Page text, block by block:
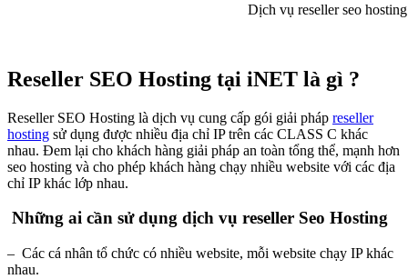
Dịch vụ reseller seo hosting
Reseller SEO Hosting tại iNET là gì ?
Reseller SEO Hosting là dịch vụ cung cấp gói giải pháp reseller
hosting sử dụng được nhiều địa chỉ IP trên các CLASS C khác
nhau. Đem lại cho khách hàng giải pháp an toàn tổng thể, mạnh hơn
seo hosting và cho phép khách hàng chạy nhiều website với các địa
chỉ IP khác lớp nhau.
Những ai cần sử dụng dịch vụ reseller Seo Hosting
– Các cá nhân tổ chức có nhiều website, mỗi website chạy IP khác
nhau.